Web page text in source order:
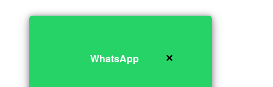
✕
WhatsApp